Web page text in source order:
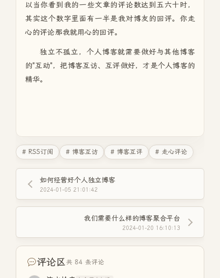
以当你看到我的一些文章的评论数达到五六十时，
其实这个数字里面有一半是我对博友的回评。你走
心的评论那我就用心的回评。
独立不孤立，个人博客就需要做好与其他博客
的"互动"，把博客互访、互评做好，才是个人博客的
精华。
# RSS订阅 # 博客互访 # 博客互评 # 走心评论
如何经营好个人独立博客
2024-01-05 21:01:42
我们需要什么样的博客聚合平台
2024-01-20 16:10:13
评论区共 84 条评论